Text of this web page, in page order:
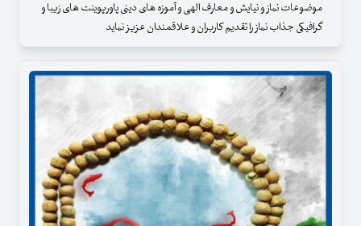
موضوعات نماز و نیایش و معارف الهی و آموزه های دینی پاورپوینت های زیبا و
گرافیکی جذاب نماز را تقدیم کاربران و علاقمندان عزیز نماید